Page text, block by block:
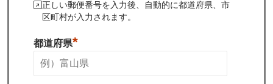
正しい郵便番号を入力後、自動的に都道府県、市
区町村が入力されます。
都道府県*